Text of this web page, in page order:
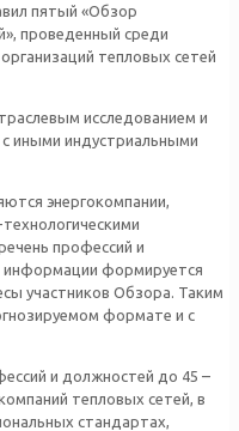
пятый «Обзор
проведенный среди
тепловых сетей
исследованием и
иными индустриальными
энергокомпании,
профессий и
информации формируется
участников Обзора. Таким
формате и с
и должностей до 45 –
тепловых сетей, в
стандартах,